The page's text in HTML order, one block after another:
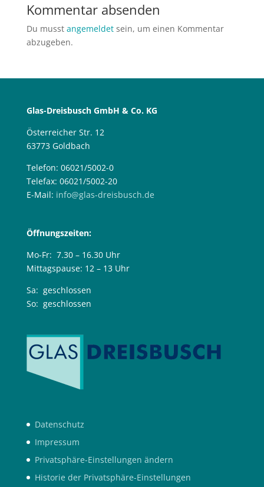
Kommentar absenden
Du musst angemeldetsein, um einen Kommentar
abzugeben.
Glas-Dreisbusch GmbH & Co. KG
Österreicher Str. 12
63773 Goldbach
Telefon: 06021/5002-0
Telefax: 06021/5002-20
E-Mail: info@glas-dreisbusch.de
Öffnungszeiten:
Mo-Fr: 7.30 – 16.30 Uhr
Mittagspause: 12 – 13 Uhr
Sa: geschlossen
So: geschlossen
Datenschutz
Impressum
Privatsphäre-Einstellungen ändern
Historie der Privatsphäre-Einstellungen